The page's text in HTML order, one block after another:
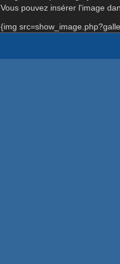
Vous pouvez insérer l'image
{img